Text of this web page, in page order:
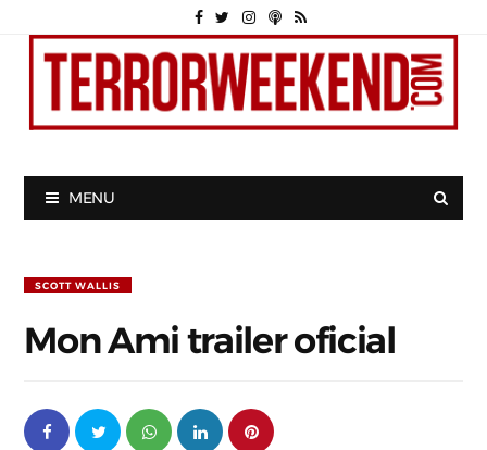
MENU
SCOTT WALLIS
Mon Ami trailer oficial